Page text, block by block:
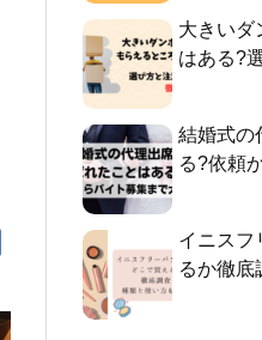
大きいダ
はある?
結婚式の
る?依頼
イニスフ
るか徹底